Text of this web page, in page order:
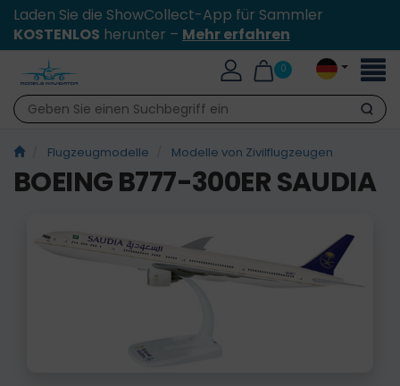
Laden Sie die ShowCollect-App für Sammler
KOSTENLOS herunter – Mehr erfahren
0
Suche
Flugzeugmodelle Modelle von Zivilflugzeugen
BOEING B777-300ER SAUDIA